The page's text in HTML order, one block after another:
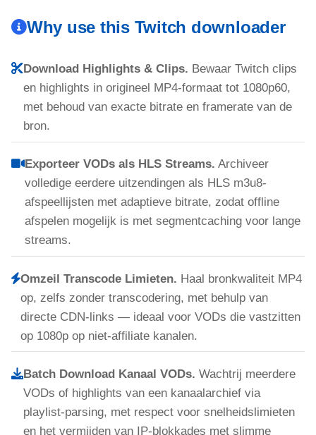
Why use this Twitch downloader
Download Highlights & Clips. Bewaar Twitch clips
en highlights in origineel MP4-formaat tot 1080p60,
met behoud van exacte bitrate en framerate van de
bron.
Exporteer VODs als HLS Streams. Archiveer
volledige eerdere uitzendingen als HLS m3u8-
afspeellijsten met adaptieve bitrate, zodat offline
afspelen mogelijk is met segmentcaching voor lange
streams.
Omzeil Transcode Limieten. Haal bronkwaliteit MP4
op, zelfs zonder transcodering, met behulp van
directe CDN-links — ideaal voor VODs die vastzitten
op 1080p op niet-affiliate kanalen.
Batch Download Kanaal VODs. Wachtrij meerdere
VODs of highlights van een kanaalarchief via
playlist-parsing, met respect voor snelheidslimieten
en het vermijden van IP-blokkades met slimme